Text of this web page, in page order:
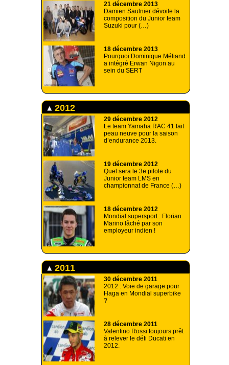
21 décembre 2013
Damien Saulnier dévoile la
composition du Junior team
Suzuki pour (…)
18 décembre 2013
Pourquoi Dominique Méliand
a intégré Erwan Nigon au
sein du SERT
2012
29 décembre 2012
Le team Yamaha RAC 41 fait
peau neuve pour la saison
d’endurance 2013.
19 décembre 2012
Quel sera le 3e pilote du
Junior team LMS en
championnat de France (…)
18 décembre 2012
Mondial supersport : Florian
Marino lâché par son
employeur indien !
2011
30 décembre 2011
2012 : Voie de garage pour
Haga en Mondial superbike
?
28 décembre 2011
Valentino Rossi toujours prêt
à relever le défi Ducati en
2012.